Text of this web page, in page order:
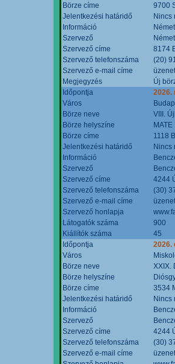
Börze címe
9700
Jelentkezési határidő
Nincs
Információ
Szervező
Szervező címe
8174
Szervező telefonszáma
(20)
Szervező e-mail címe
Megjegyzés
Új
Időpontja
2026.
Város
Börze neve
VIII.
Börze helyszíne
Börze címe
1118
Jelentkezési határidő
Nincs
Információ
Szervező
Szervező címe
4244
Szervező telefonszáma
(30)
Szervező e-mail címe
Szervező honlapja
Látogatók száma
900
Kiállítók száma
45
Időpontja
2026.
Város
Börze neve
XXIX.
Börze helyszíne
Börze címe
3534
Jelentkezési határidő
Nincs
Információ
Szervező
Szervező címe
4244
Szervező telefonszáma
(30)
Szervező e-mail címe